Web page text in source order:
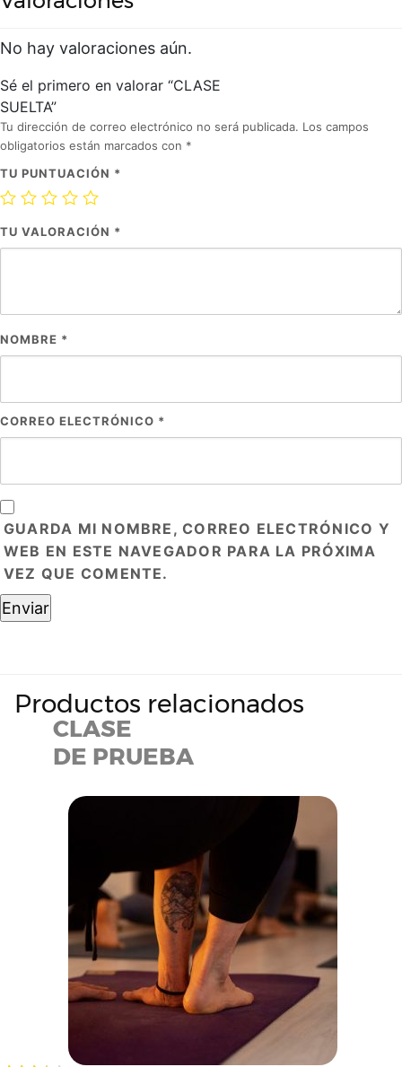
No hay valoraciones aún.
Sé el primero en valorar “CLASE
SUELTA”
Tu dirección de correo electrónico no será publicada. Los campos
obligatorios están marcados con *
TU PUNTUACIÓN *
TU VALORACIÓN *
NOMBRE *
CORREO ELECTRÓNICO *
GUARDA MI NOMBRE, CORREO ELECTRÓNICO Y
WEB EN ESTE NAVEGADOR PARA LA PRÓXIMA
VEZ QUE COMENTE.
Productos relacionados
CLASE
DE PRUEBA